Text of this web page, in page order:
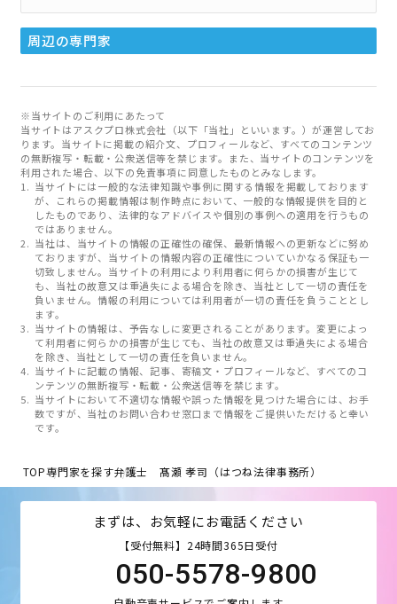
周辺の専門家
※当サイトのご利用にあたって
当サイトはアスクプロ株式会社（以下「当社」といいます。）が運営してお
ります。当サイトに掲載の紹介文、プロフィールなど、すべてのコンテンツ
の無断複写・転載・公衆送信等を禁じます。また、当サイトのコンテンツを
利用された場合、以下の免責事項に同意したものとみなします。
当サイトには一般的な法律知識や事例に関する情報を掲載しております
が、これらの掲載情報は制作時点において、一般的な情報提供を目的と
したものであり、法律的なアドバイスや個別の事例への適用を行うもの
ではありません。
当社は、当サイトの情報の正確性の確保、最新情報への更新などに努め
ておりますが、当サイトの情報内容の正確性についていかなる保証も一
切致しません。当サイトの利用により利用者に何らかの損害が生じて
も、当社の故意又は重過失による場合を除き、当社として一切の責任を
負いません。情報の利用については利用者が一切の責任を負うこととし
ます。
当サイトの情報は、予告なしに変更されることがあります。変更によっ
て利用者に何らかの損害が生じても、当社の故意又は重過失による場合
を除き、当社として一切の責任を負いません。
当サイトに記載の情報、記事、寄稿文・プロフィールなど、すべてのコ
ンテンツの無断複写・転載・公衆送信等を禁じます。
当サイトにおいて不適切な情報や誤った情報を見つけた場合には、お手
数ですが、当社のお問い合わせ窓口まで情報をご提供いただけると幸い
です。
TOP専門家を探す弁護士 髙瀬 孝司（はつね法律事務所）
まずは、お気軽にお電話ください
【受付無料】24時間365日受付
050-5578-9800